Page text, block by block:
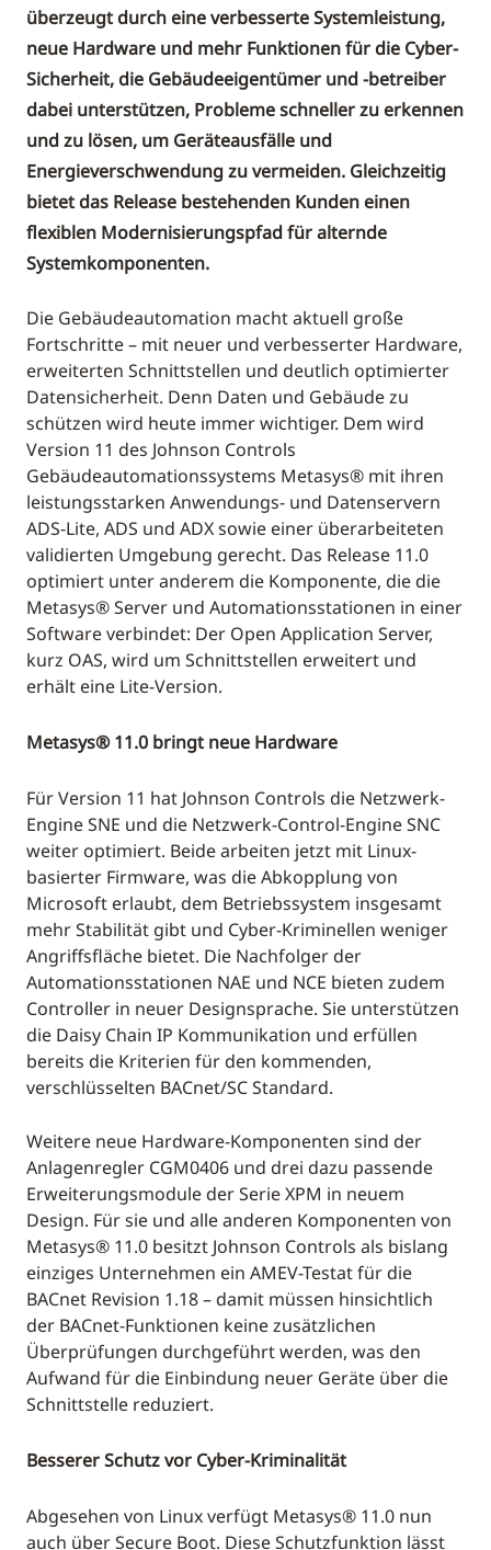
überzeugt durch eine verbesserte Systemleistung,
neue Hardware und mehr Funktionen für die Cyber-
Sicherheit, die Gebäudeeigentümer und -betreiber
dabei unterstützen, Probleme schneller zu erkennen
und zu lösen, um Geräteausfälle und
Energieverschwendung zu vermeiden. Gleichzeitig
bietet das Release bestehenden Kunden einen
flexiblen Modernisierungspfad für alternde
Systemkomponenten.
Die Gebäudeautomation macht aktuell große
Fortschritte – mit neuer und verbesserter Hardware,
erweiterten Schnittstellen und deutlich optimierter
Datensicherheit. Denn Daten und Gebäude zu
schützen wird heute immer wichtiger. Dem wird
Version 11 des Johnson Controls
Gebäudeautomationssystems Metasys® mit ihren
leistungsstarken Anwendungs- und Datenservern
ADS-Lite, ADS und ADX sowie einer überarbeiteten
validierten Umgebung gerecht. Das Release 11.0
optimiert unter anderem die Komponente, die die
Metasys® Server und Automationsstationen in einer
Software verbindet: Der Open Application Server,
kurz OAS, wird um Schnittstellen erweitert und
erhält eine Lite-Version.
Metasys® 11.0 bringt neue Hardware
Für Version 11 hat Johnson Controls die Netzwerk-
Engine SNE und die Netzwerk-Control-Engine SNC
weiter optimiert. Beide arbeiten jetzt mit Linux-
basierter Firmware, was die Abkopplung von
Microsoft erlaubt, dem Betriebssystem insgesamt
mehr Stabilität gibt und Cyber-Kriminellen weniger
Angriffsfläche bietet. Die Nachfolger der
Automationsstationen NAE und NCE bieten zudem
Controller in neuer Designsprache. Sie unterstützen
die Daisy Chain IP Kommunikation und erfüllen
bereits die Kriterien für den kommenden,
verschlüsselten BACnet/SC Standard.
Weitere neue Hardware-Komponenten sind der
Anlagenregler CGM0406 und drei dazu passende
Erweiterungsmodule der Serie XPM in neuem
Design. Für sie und alle anderen Komponenten von
Metasys® 11.0 besitzt Johnson Controls als bislang
einziges Unternehmen ein AMEV-Testat für die
BACnet Revision 1.18 – damit müssen hinsichtlich
der BACnet-Funktionen keine zusätzlichen
Überprüfungen durchgeführt werden, was den
Aufwand für die Einbindung neuer Geräte über die
Schnittstelle reduziert.
Besserer Schutz vor Cyber-Kriminalität
Abgesehen von Linux verfügt Metasys® 11.0 nun
auch über Secure Boot. Diese Schutzfunktion lässt